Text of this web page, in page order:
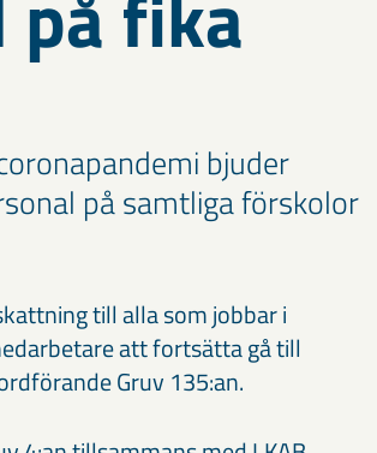
bjuder
på samtliga förskolor
till alla som jobbar i
att fortsätta gå till
Gruv 135:an.